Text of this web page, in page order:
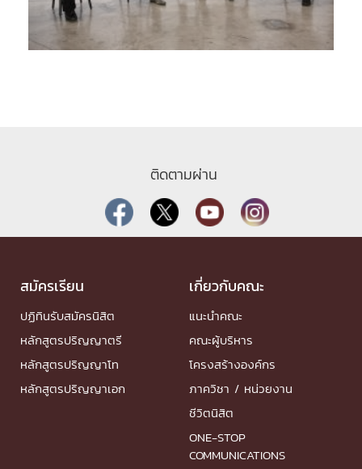
ติดตามผ่าน
สมัครเรียน
ปฏิทินรับสมัครนิสิต
หลักสูตรปริญญาตรี
หลักสูตรปริญญาโท
หลักสูตรปริญญาเอก
เกี่ยวกับคณะ
แนะนำคณะ
คณะผู้บริหาร
โครงสร้างองค์กร
ภาควิชา / หน่วยงาน
ชีวิตนิสิต
ONE-STOP
COMMUNICATIONS